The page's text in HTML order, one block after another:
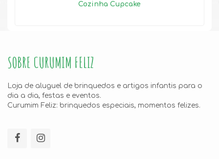
Cozinha Cupcake
SOBRE CURUMIM FELIZ
Loja de aluguel de brinquedos e artigos infantis para o
dia a dia, festas e eventos.
Curumim Feliz: brinquedos especiais, momentos felizes.